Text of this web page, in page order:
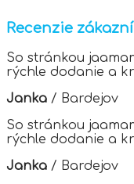
variants.
The
options
may
be
chosen
on
the
product
page
Recenzie
So stránkou
rýchle dodanie a
Janka / Bardejov
So stránkou
rýchle dodanie a
Janka / Bardejov